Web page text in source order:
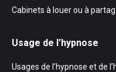
Cabinets à louer ou à
Usage de l’hypnose
Usages de l’hypnose et de